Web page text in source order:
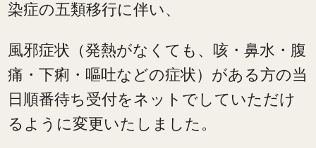
染症の五類移行に伴い、
風邪症状（発熱がなくても、咳・鼻水・腹
痛・下痢・嘔吐などの症状）がある方の当
日順番待ち受付をネットでしていただけ
るように変更いたしました。